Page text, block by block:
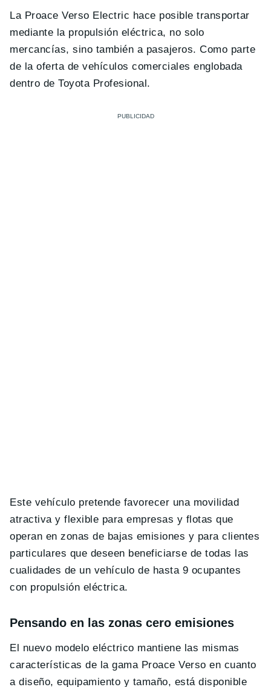
La Proace Verso Electric hace posible transportar
mediante la propulsión eléctrica, no solo
mercancías, sino también a pasajeros. Como parte
de la oferta de vehículos comerciales englobada
dentro de Toyota Profesional.
Este vehículo pretende favorecer una movilidad
atractiva y flexible para empresas y flotas que
operan en zonas de bajas emisiones y para clientes
particulares que deseen beneficiarse de todas las
cualidades de un vehículo de hasta 9 ocupantes
con propulsión eléctrica.
Pensando en las zonas cero emisiones
El nuevo modelo eléctrico mantiene las mismas
características de la gama Proace Verso en cuanto
a diseño, equipamiento y tamaño, está disponible